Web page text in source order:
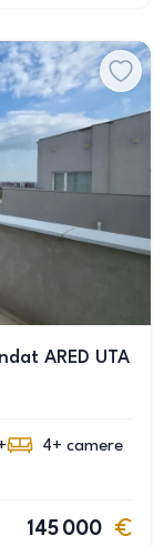
ARED UTA
4+ camere
145 000